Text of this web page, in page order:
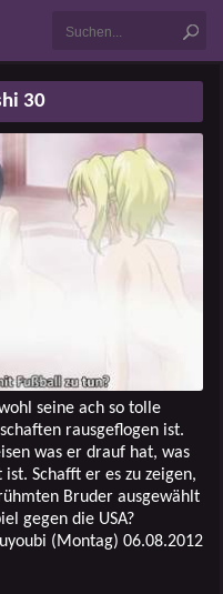
30
seine ach so tolle
rausgeflogen ist.
was er drauf hat, was
Schafft er es zu zeigen,
Bruder ausgewählt
gegen die USA?
(Montag) 06.08.2012